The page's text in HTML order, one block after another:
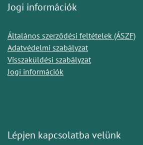
Jogi információk
Általános szerződési feltételek (ÁSZF)
Adatvédelmi szabályzat
Visszaküldési szabályzat
Jogi információk
Lépjen kapcsolatba velünk